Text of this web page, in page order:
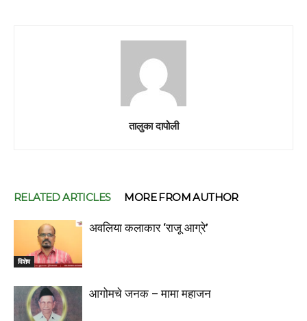
तालुका दापोली
RELATED ARTICLES MORE FROM AUTHOR
विशेष
अवलिया कलाकार ‘राजू आग्रे’
आगोमचे जनक – मामा महाजन